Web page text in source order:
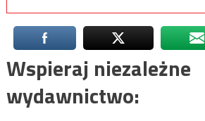
Wspieraj niezależne
wydawnictwo: